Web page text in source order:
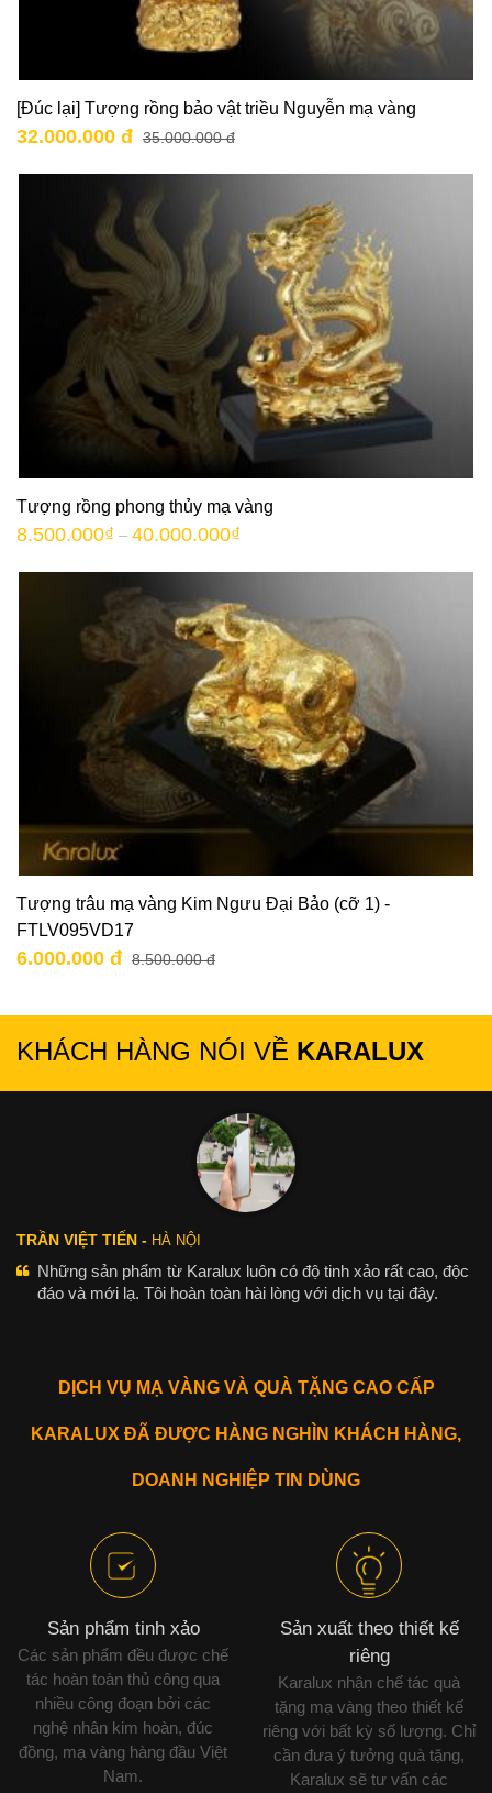
[Đúc lại] Tượng rồng bảo vật triều Nguyễn mạ vàng
32.000.000 đ 35.000.000 đ
Tượng rồng phong thủy mạ vàng
8.500.000₫ – 40.000.000₫
Tượng trâu mạ vàng Kim Ngưu Đại Bảo (cỡ 1) -
FTLV095VD17
6.000.000 đ 8.500.000 đ
KHÁCH HÀNG NÓI VỀ KARALUX
TRẦN VIỆT TIẾN - HÀ NỘI
Những sản phẩm từ Karalux luôn có độ tinh xảo rất cao, độc
đáo và mới lạ. Tôi hoàn toàn hài lòng với dịch vụ tại đây.
DỊCH VỤ MẠ VÀNG VÀ QUÀ TẶNG CAO CẤP
KARALUX ĐÃ ĐƯỢC HÀNG NGHÌN KHÁCH HÀNG,
DOANH NGHIỆP TIN DÙNG
Sản phẩm tinh xảo
Các sản phẩm đều được chế
tác hoàn toàn thủ công qua
nhiều công đoạn bởi các
nghệ nhân kim hoàn, đúc
đồng, mạ vàng hàng đầu Việt
Nam.
Sản xuất theo thiết kế
riêng
Karalux nhận chế tác quà
tặng mạ vàng theo thiết kế
riêng với bất kỳ số lượng. Chỉ
cần đưa ý tưởng quà tặng,
Karalux sẽ tư vấn các